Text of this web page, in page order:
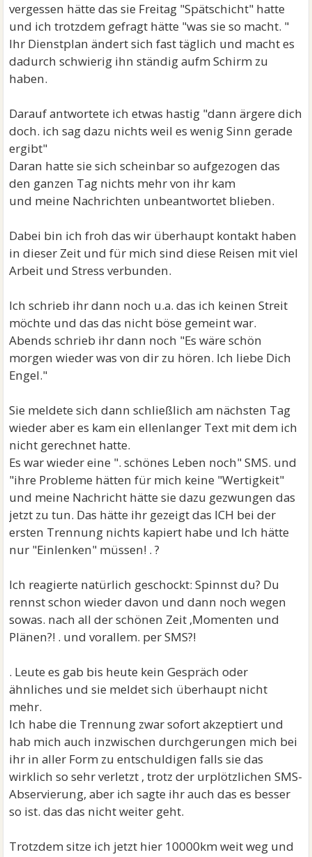
vergessen hätte das sie Freitag "Spätschicht" hatte
und ich trotzdem gefragt hätte "was sie so macht. "
Ihr Dienstplan ändert sich fast täglich und macht es
dadurch schwierig ihn ständig aufm Schirm zu
haben.
Darauf antwortete ich etwas hastig "dann ärgere dich
doch. ich sag dazu nichts weil es wenig Sinn gerade
ergibt"
Daran hatte sie sich scheinbar so aufgezogen das
den ganzen Tag nichts mehr von ihr kam
und meine Nachrichten unbeantwortet blieben.
Dabei bin ich froh das wir überhaupt kontakt haben
in dieser Zeit und für mich sind diese Reisen mit viel
Arbeit und Stress verbunden.
Ich schrieb ihr dann noch u.a. das ich keinen Streit
möchte und das das nicht böse gemeint war.
Abends schrieb ihr dann noch "Es wäre schön
morgen wieder was von dir zu hören. Ich liebe Dich
Engel."
Sie meldete sich dann schließlich am nächsten Tag
wieder aber es kam ein ellenlanger Text mit dem ich
nicht gerechnet hatte.
Es war wieder eine ". schönes Leben noch" SMS. und
"ihre Probleme hätten für mich keine "Wertigkeit"
und meine Nachricht hätte sie dazu gezwungen das
jetzt zu tun. Das hätte ihr gezeigt das ICH bei der
ersten Trennung nichts kapiert habe und Ich hätte
nur "Einlenken" müssen! . ?
Ich reagierte natürlich geschockt: Spinnst du? Du
rennst schon wieder davon und dann noch wegen
sowas. nach all der schönen Zeit ,Momenten und
Plänen?! . und vorallem. per SMS?!
. Leute es gab bis heute kein Gespräch oder
ähnliches und sie meldet sich überhaupt nicht
mehr.
Ich habe die Trennung zwar sofort akzeptiert und
hab mich auch inzwischen durchgerungen mich bei
ihr in aller Form zu entschuldigen falls sie das
wirklich so sehr verletzt , trotz der urplötzlichen SMS-
Abservierung, aber ich sagte ihr auch das es besser
so ist. das das nicht weiter geht.
Trotzdem sitze ich jetzt hier 10000km weit weg und